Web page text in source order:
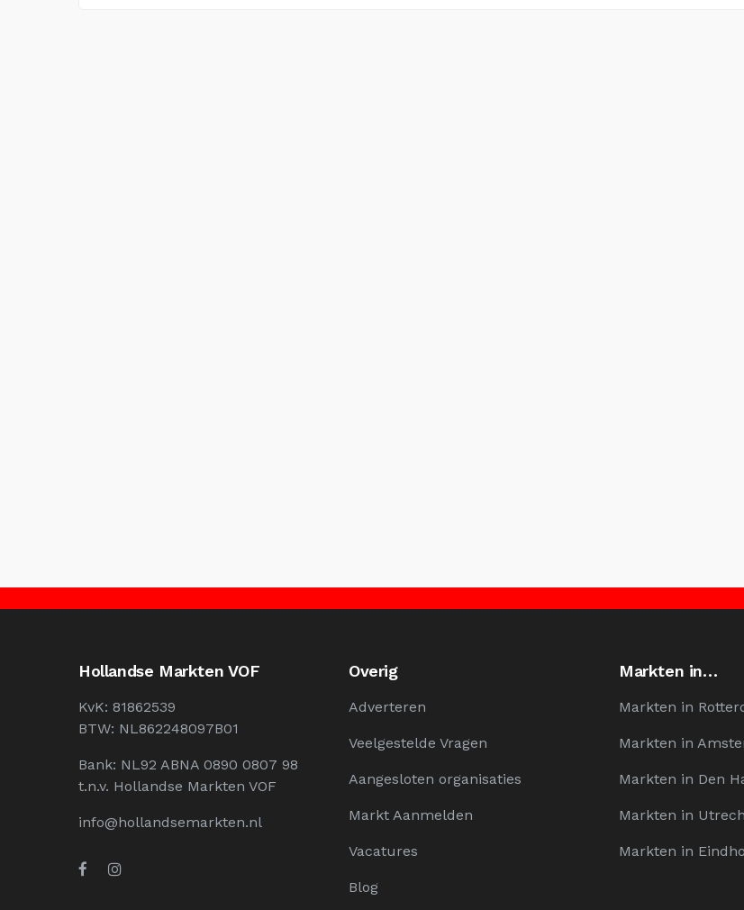
Hollandse Markten VOF
KvK: 81862539
BTW: NL862248097B01
Bank: NL92 ABNA 0890 0807 98
t.n.v. Hollandse Markten VOF
info@hollandsemarkten.nl
Overig
Adverteren
Veelgestelde Vragen
Aangesloten organisaties
Markt Aanmelden
Vacatures
Blog
Markten in…
Markten in
Markten in
Markten in Den
Markten in
Markten in